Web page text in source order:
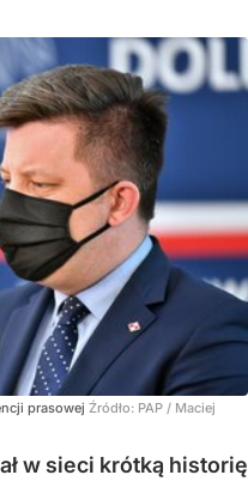
prasowej Źródło: PAP / Maciej
w sieci krótką historię